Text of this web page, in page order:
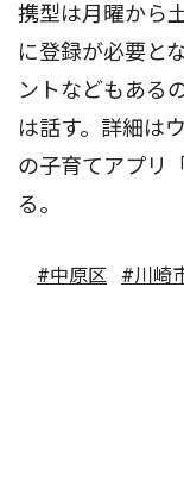
携型は月曜から
に登録が必要と
ントなどもある
は話す。詳細は
の子育てアプリ
る。
#中原区 #川崎